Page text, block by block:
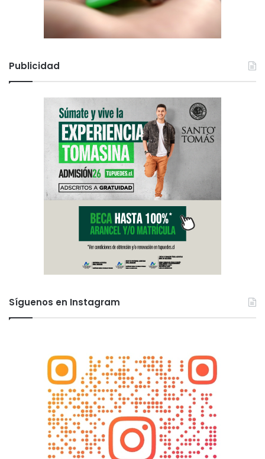
Publicidad
Síguenos en Instagram